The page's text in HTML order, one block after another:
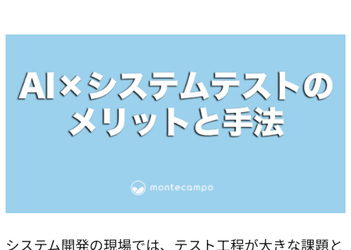
システム開発の現場では、テスト工程が大きな課題と